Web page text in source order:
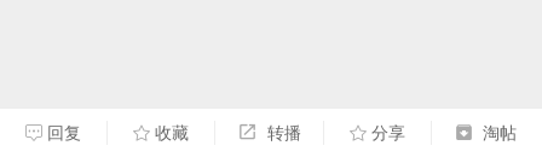
回复 收藏 转播 分享 淘帖